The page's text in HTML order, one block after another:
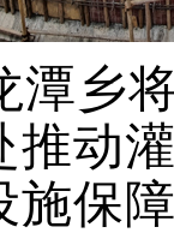
潭乡
推动
施保